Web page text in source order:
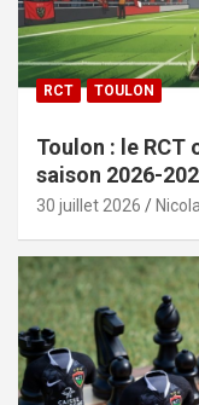
RCT TOULON
Toulon : le
saison 2026-
30 juillet 2026